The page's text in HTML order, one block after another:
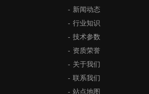
新闻动态
行业知识
技术参数
资质荣誉
关于我们
联系我们
站点地图